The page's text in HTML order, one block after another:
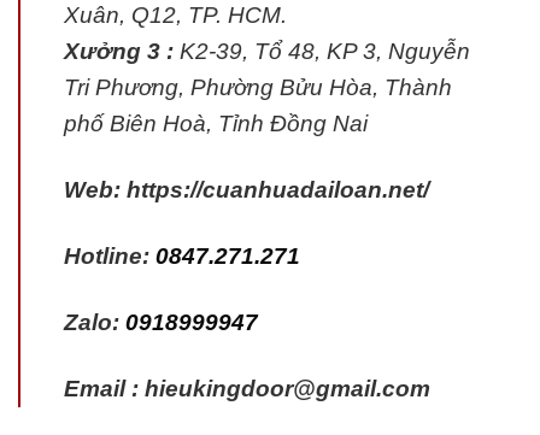
Xuân, Q12, TP. HCM.
Xưởng 3 : K2-39, Tổ 48, KP 3, Nguyễn
Tri Phương, Phường Bửu Hòa, Thành
phố Biên Hoà, Tỉnh Đồng Nai
Web: https://cuanhuadailoan.net/
Hotline: 0847.271.271
Zalo: 0918999947
Email : hieukingdoor@gmail.com